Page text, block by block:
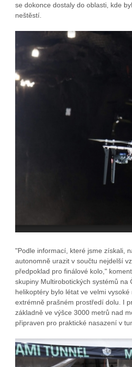
se dokonce dostaly do oblasti, kde
neštěstí.
"Podle informací, které jsme získali,
autonomně urazit v součtu nejdelší
předpoklad pro finálové kolo,"
skupiny Multirobotických systémů na
helikoptéry bylo létat ve velmi
extrémně prašném prostředí dolu. I
základně ve výšce 3000 metrů nad
připraven pro praktické nasazení v